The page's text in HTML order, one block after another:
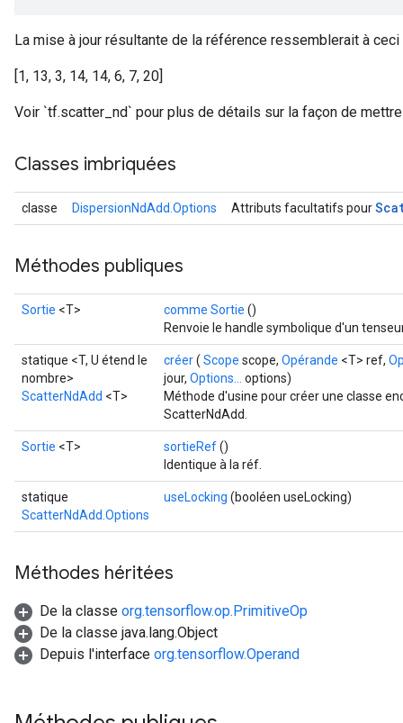
La mise à jour résultante de la référence ressemblerait à ceci
[1, 13, 3, 14, 14, 6, 7, 20]
Voir `tf.scatter_nd` pour plus de détails sur la façon de
Classes imbriquées
classe DispersionNdAdd.Options Attributs facultatifs pour
Méthodes publiques
Sortie <T> comme Sortie ()
Renvoie le handle symbolique d'un
statique <T, U étend le
nombre>
ScatterNdAdd <T>
créer( Scope scope, Opérande <T> ref,
jour, Options...
options)
Méthode d'usine pour créer une classe
ScatterNdAdd.
Sortie <T> sortieRef()
Identique à la réf.
statique
ScatterNdAdd.Options
useLocking (booléen useLocking)
Méthodes héritées
De la classe org.tensorflow.op.PrimitiveOp
De la classe java.lang.Object
Depuis l'interface org.tensorflow.Operand